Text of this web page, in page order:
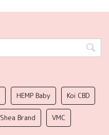
HEMP Baby Koi CBD
Shea Brand VMC